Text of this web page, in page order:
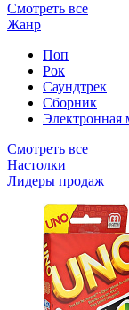
Смотреть все
Жанр
Поп
Рок
Саундтрек
Сборник
Электронная
Смотреть все
Настолки
Лидеры продаж